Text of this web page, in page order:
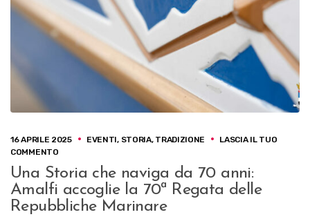
16 APRILE 2025 EVENTI, STORIA, TRADIZIONE
LASCIA IL TUO
COMMENTOSU
STORIA
CHE
NAVIGA
DA
Una Storia che naviga da 70 anni:
Amalfi accoglie la 70ª Regata delle
Repubbliche Marinare